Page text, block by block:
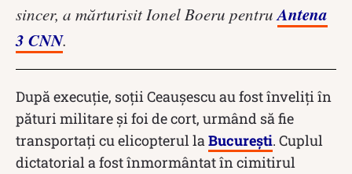
sincer, a mărturisit Ionel Boeru pentruAntena
3 CNN.
După execuție, soții Ceaușescu au fost înveliți în
pături militare și foi de cort, urmând să fie
transportați cu elicopterul la București. Cuplul
dictatorial a fost înmormântat în cimitirul